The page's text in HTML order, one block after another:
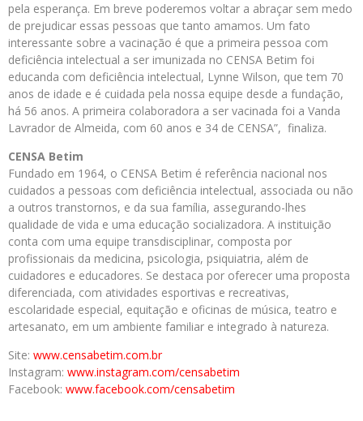
pela esperança. Em breve poderemos voltar a abraçar sem medo
de prejudicar essas pessoas que tanto amamos. Um fato
interessante sobre a vacinação é que a primeira pessoa com
deficiência intelectual a ser imunizada no CENSA Betim foi
educanda com deficiência intelectual, Lynne Wilson, que tem 70
anos de idade e é cuidada pela nossa equipe desde a fundação,
há 56 anos. A primeira colaboradora a ser vacinada foi a Vanda
Lavrador de Almeida, com 60 anos e 34 de CENSA”, finaliza.
CENSA Betim
Fundado em 1964, o CENSA Betim é referência nacional nos
cuidados a pessoas com deficiência intelectual, associada ou não
a outros transtornos, e da sua família, assegurando-lhes
qualidade de vida e uma educação socializadora. A instituição
conta com uma equipe transdisciplinar, composta por
profissionais da medicina, psicologia, psiquiatria, além de
cuidadores e educadores. Se destaca por oferecer uma proposta
diferenciada, com atividades esportivas e recreativas,
escolaridade especial, equitação e oficinas de música, teatro e
artesanato, em um ambiente familiar e integrado à natureza.
Site: www.censabetim.com.br
Instagram: www.instagram.com/censabetim
Facebook: www.facebook.com/censabetim